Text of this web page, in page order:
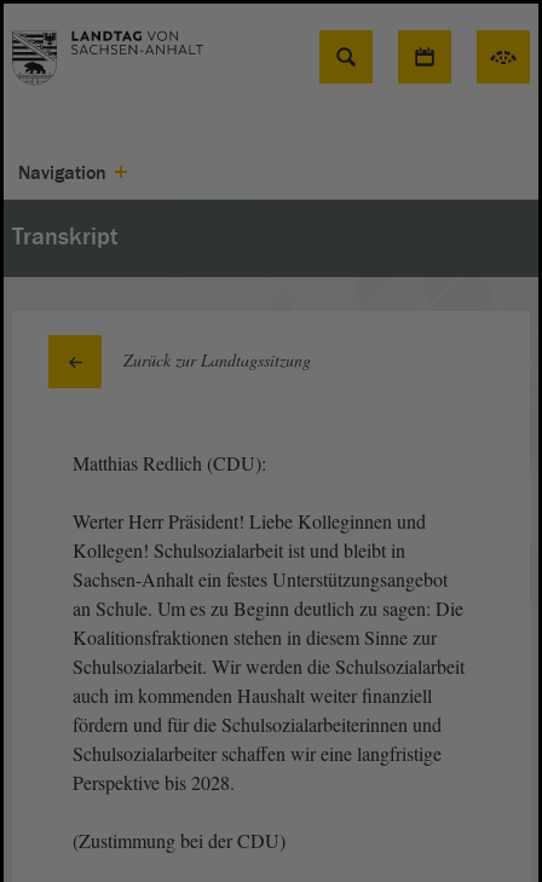
Suche
Navigation
Transkript
Zurück zur Landtagssitzung
Matthias Redlich (CDU):
Werter Herr Präsident! Liebe Kolleginnen und
Kollegen! Schulsozialarbeit ist und bleibt in
Sachsen-Anhalt ein festes Unterstützungsangebot
an Schule. Um es zu Beginn deutlich zu sagen: Die
Koalitionsfraktionen stehen in diesem Sinne zur
Schulsozialarbeit. Wir werden die Schulsozialarbeit
auch im kommenden Haushalt weiter finanziell
fördern und für die Schulsozialarbeiterinnen und
Schulsozialarbeiter schaffen wir eine langfristige
Perspektive bis 2028.
(Zustimmung bei der CDU)